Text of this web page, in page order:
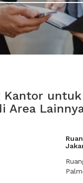
Kantor untuk
Area